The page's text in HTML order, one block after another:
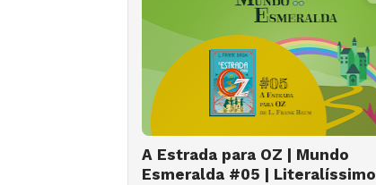
A Estrada para OZ | Mundo
Esmeralda #05 | Literalíssimo